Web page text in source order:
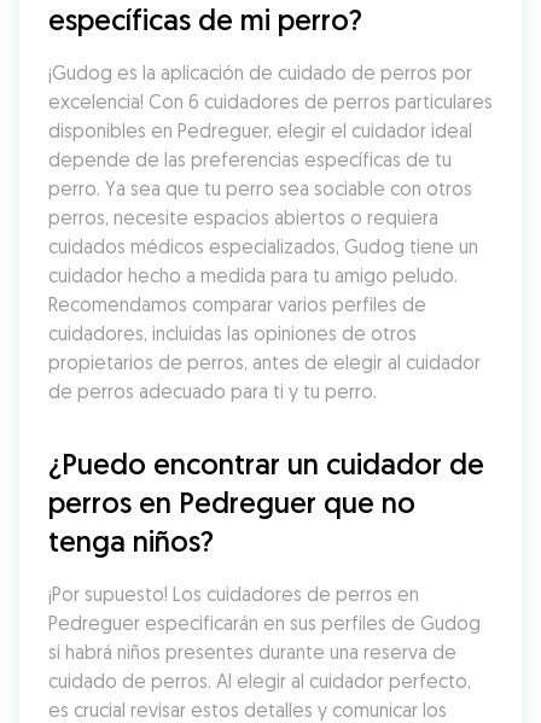
específicas de mi perro?
¡Gudog es la aplicación de cuidado de perros por
excelencia! Con 6 cuidadores de perros particulares
disponibles en Pedreguer, elegir el cuidador ideal
depende de las preferencias específicas de tu
perro. Ya sea que tu perro sea sociable con otros
perros, necesite espacios abiertos o requiera
cuidados médicos especializados, Gudog tiene un
cuidador hecho a medida para tu amigo peludo.
Recomendamos comparar varios perfiles de
cuidadores, incluidas las opiniones de otros
propietarios de perros, antes de elegir al cuidador
de perros adecuado para ti y tu perro.
¿Puedo encontrar un cuidador de
perros en Pedreguer que no
tenga niños?
¡Por supuesto! Los cuidadores de perros en
Pedreguer especificarán en sus perfiles de Gudog
si habrá niños presentes durante una reserva de
cuidado de perros. Al elegir al cuidador perfecto,
es crucial revisar estos detalles y comunicar los